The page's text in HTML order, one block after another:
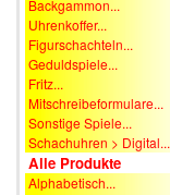
Backgammon...
Uhrenkoffer...
Figurschachteln...
Geduldspiele...
Fritz...
Mitschreibeformulare...
Sonstige Spiele...
Schachuhren > Digital...
Alle Produkte
Alphabetisch...